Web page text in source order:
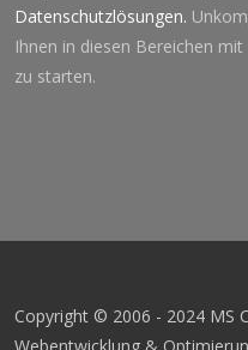
Datenschutzlösungen.
Ihnen in diesen Bereichen
zu starten.
Copyright © 2006 - 2024 MS